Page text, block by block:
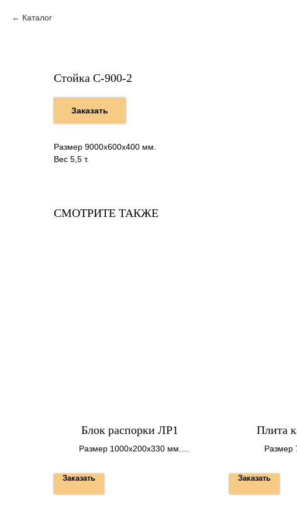
Каталог
Стойка С-900-2
Заказать
Размер 9000х600х400 мм.
Вес 5,5 т.
СМОТРИТЕ ТАКЖЕ
Блок распорки ЛР1
Размер 1000х200х330 мм.
Заказать
Плита
Размер
Заказать